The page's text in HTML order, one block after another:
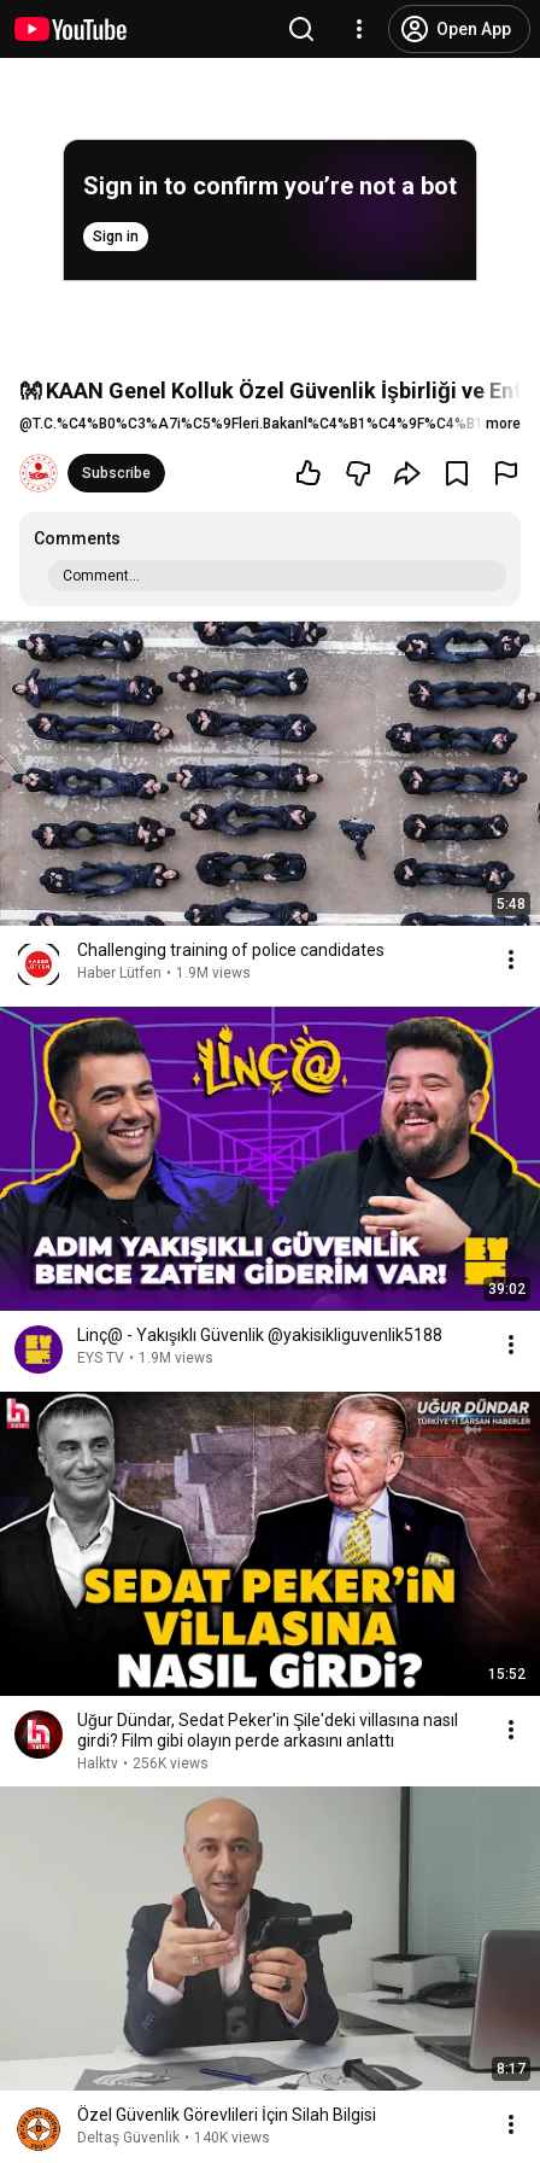
Open App
Sign in to confirm you’re not a bot
Sign in
👐 KAAN Genel Kolluk Özel Güvenlik İşbirliği ve
@T.C.%C4%B0%C3%A7i%C5%9Fleri.Bakanl%C4%B1%C4%9F%C4%B1 189
more
Subscribe
Comments
Comment...
5:48
Challenging training of police candidates
Haber Lütfen • 1.9M views
39:02
Linç@ - Yakışıklı Güvenlik @yakisikliguvenlik5188
EYS TV • 1.9M views
15:52
Uğur Dündar, Sedat Peker'in Şile'deki villasına nasıl
girdi? Film gibi olayın perde arkasını anlattı
Halktv • 256K views
8:17
Özel Güvenlik Görevlileri İçin Silah Bilgisi
Deltaş Güvenlik • 140K views